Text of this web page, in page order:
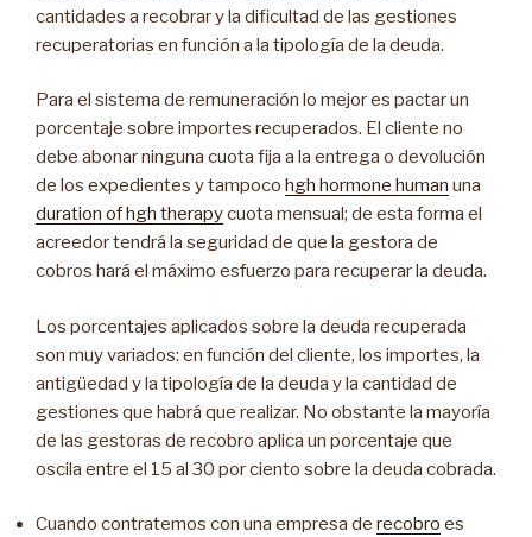
cantidades a recobrar y la dificultad de las gestiones
recuperatorias en función a la tipología de la deuda.
Para el sistema de remuneración lo mejor es pactar un
porcentaje sobre importes recuperados. El cliente no
debe abonar ninguna cuota fija a la entrega o devolución
de los expedientes y tampoco hgh hormone human una
duration of hgh therapycuota mensual; de esta forma el
acreedor tendrá la seguridad de que la gestora de
cobros hará el máximo esfuerzo para recuperar la deuda.
Los porcentajes aplicados sobre la deuda recuperada
son muy variados: en función del cliente, los importes, la
antigüedad y la tipología de la deuda y la cantidad de
gestiones que habrá que realizar. No obstante la mayoría
de las gestoras de recobro aplica un porcentaje que
oscila entre el 15 al 30 por ciento sobre la deuda cobrada.
Cuando contratemos con una empresa de recobro es